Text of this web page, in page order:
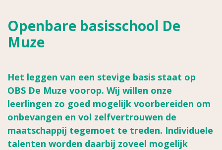
Openbare basisschool De
Muze
Het leggen van een stevige basis staat op
OBS De Muze voorop. Wij willen onze
leerlingen zo goed mogelijk voorbereiden om
onbevangen en vol zelfvertrouwen de
maatschappij tegemoet te treden. Individuele
talenten worden daarbij zoveel mogelijk